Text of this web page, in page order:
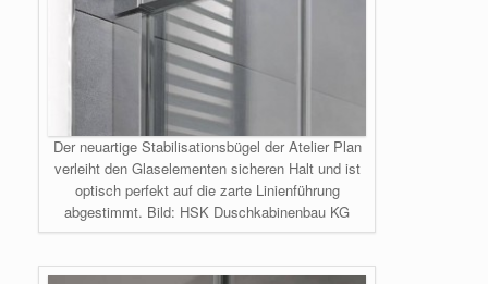
Der neuartige Stabilisationsbügel der Atelier Plan
verleiht den Glaselementen sicheren Halt und ist
optisch perfekt auf die zarte Linienführung
abgestimmt. Bild: HSK Duschkabinenbau KG